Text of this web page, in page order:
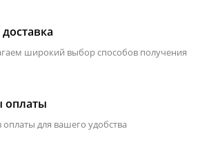
широкий выбор способов получения
оплаты
оплаты для вашего удобства